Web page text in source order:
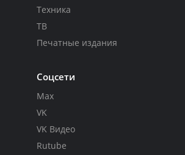
Техника
ТВ
Печатные издания
Соцсети
Max
VK
VK Видео
Rutube